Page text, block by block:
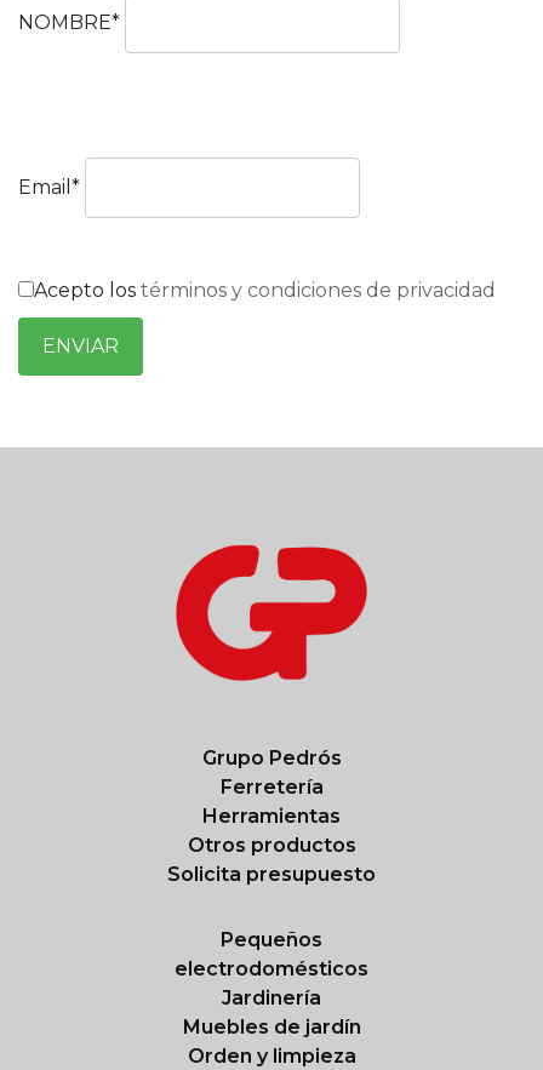
NOMBRE*
Email*
Acepto los términos y condiciones de privacidad
Grupo Pedrós
Ferretería
Herramientas
Otros productos
Solicita presupuesto
Pequeños
electrodomésticos
Jardinería
Muebles de jardín
Orden y limpieza